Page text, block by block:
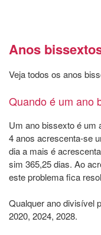
Anos
Veja todos os anos
Quando é um ano
Um ano bissexto é um
4 anos acrescenta-se
dia a mais é
sim 365,25 dias. Ao
este problema fica
Qualquer ano divisível
2020, 2024, 2028.